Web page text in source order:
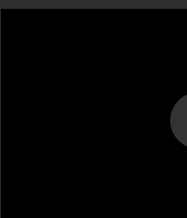
Schenk speciaal
rondom de
zichtbare